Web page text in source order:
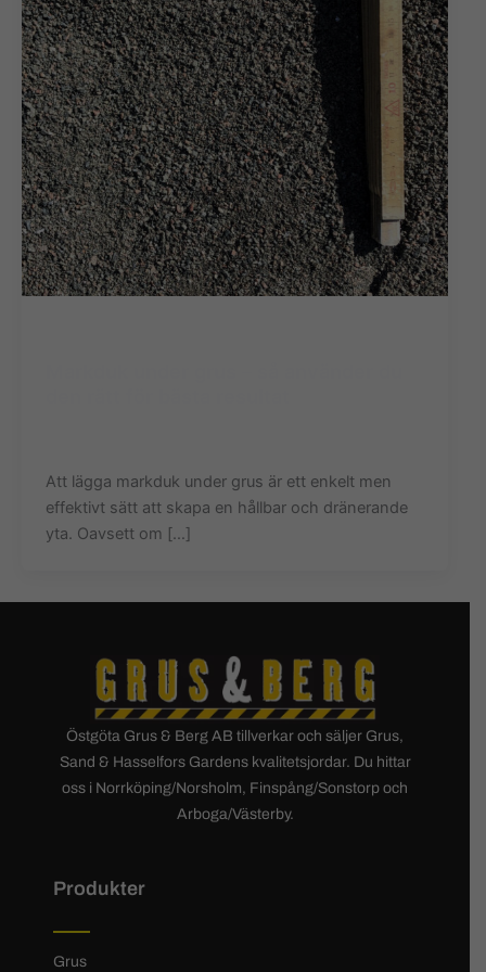
Att lägga markduk under grus är ett enkelt men
effektivt sätt att skapa en hållbar och dränerande
yta. Oavsett om […]
Östgöta Grus & Berg AB tillverkar och säljer Grus,
Sand & Hasselfors Gardens kvalitetsjordar. Du hittar
oss i Norrköping/Norsholm, Finspång/Sonstorp och
Arboga/Västerby.
Produkter
Grus